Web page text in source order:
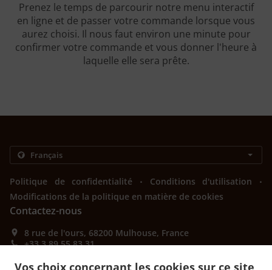
Vos choix concernant les cookies sur ce site
Prenez le temps de parcourir notre menu interactif
en ligne et de passer votre commande lorsque vous
aurez choisi. Il nous faut environ une minute pour
confirmer votre commande et vous donner l'heure à
laquelle elle sera prête.
Politique de confidentialité . Conditions d'utilisation .
Modifications de la politique en matière de cookies
Contactez-nous
8 rue de l'ours, 68200 Mulhouse, France
+33 3 89 55 83 31